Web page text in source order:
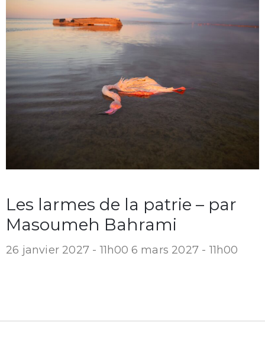
Les larmes de la patrie – par
Masoumeh Bahrami
26 janvier 2027 - 11h00 6 mars 2027 - 11h00